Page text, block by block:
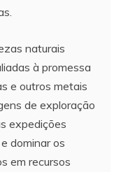
naturais
à promessa
e outros metais
de exploração
expedições
dominar os
em recursos